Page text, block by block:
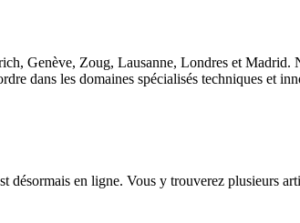
Genève, Zoug, Lausanne, Londres et
dans les domaines spécialisés techniques et
en ligne. Vous y trouverez plusieurs